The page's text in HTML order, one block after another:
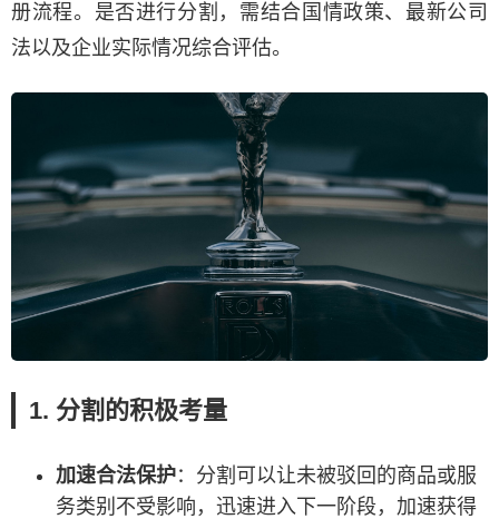
册流程。是否进行分割，需结合国情政策、最新公司
法以及企业实际情况综合评估。
1. 分割的积极考量
加速合法保护：分割可以让未被驳回的商品或服
务类别不受影响，迅速进入下一阶段，加速获得